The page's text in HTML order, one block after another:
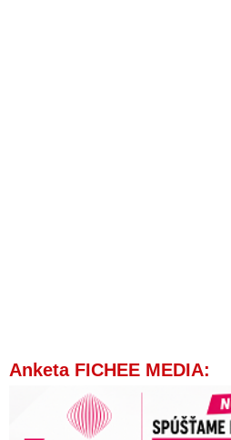
Anketa FICHEE MEDIA: